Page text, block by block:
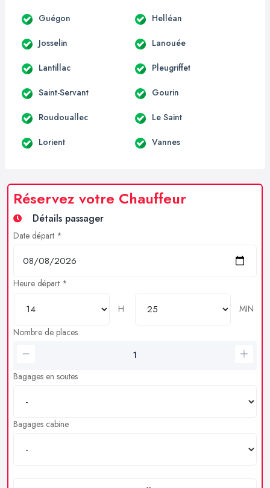
Guégon Helléan
Josselin Lanouée
Lantillac Pleugriffet
Saint-Servant Gourin
Roudouallec Le Saint
Lorient Vannes
Réservez votre Chauffeur
Détails passager
Date départ *
Heure départ *
H
MIN
Nombre de places
Bagages en soutes
Bagages cabine